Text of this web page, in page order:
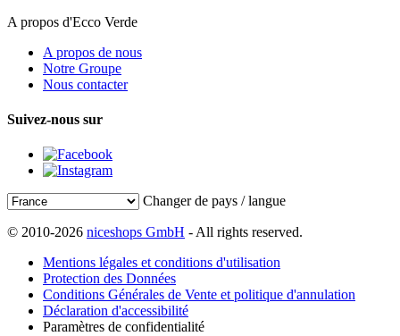
A propos d'Ecco Verde
A propos de nous
Notre Groupe
Nous contacter
Suivez-nous sur
Changer de pays / langue
© 2010-2026 niceshops GmbH - All rights reserved.
Mentions légales et conditions d'utilisation
Protection des Données
Conditions Générales de Vente et politique d'annulation
Déclaration d'accessibilité
Paramètres de confidentialité